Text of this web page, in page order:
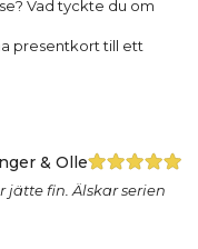
Vad tyckte du om
presentkort till ett
& Olle
fin. Älskar serien